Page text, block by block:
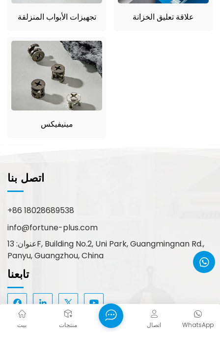
تجهيزات الأبواب المنزلقة علاقة تعليق الخزانة
مينيفيكس
اتصل بنا
+86 18028689538
info@fortune-plus.com
عنوان: 13F, Building No.2, Uni Park, Guangmingnan Rd.,
Panyu, Guangzhou, China
تابعنا
بيت منتجات WhatsApp اتصال